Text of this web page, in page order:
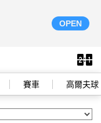
OPEN
賽車 高爾夫球